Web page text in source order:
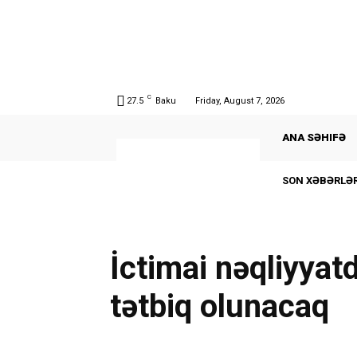
27.5 C Baku Friday, August 7, 2026
ANA SƏHIFƏ
SON
İctimai
tətbiq olunacaq